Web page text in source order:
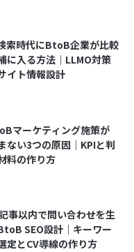
索時代にBtoB企業が比較
に入る方法｜LLMO対策
イト情報設計
マーケティング施策が
ない3つの原因｜KPIと判
料の作り方
事以内で問い合わせを生
SEO設計｜キーワー
定とCV導線の作り方